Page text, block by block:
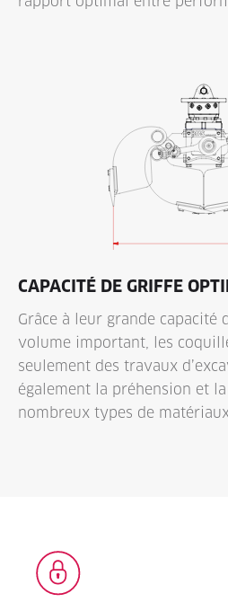
CAPACITÉ DE GRIFFE
Grâce à leur grande capacité
volume important, les
seulement des travaux
également la préhension et
nombreux types de